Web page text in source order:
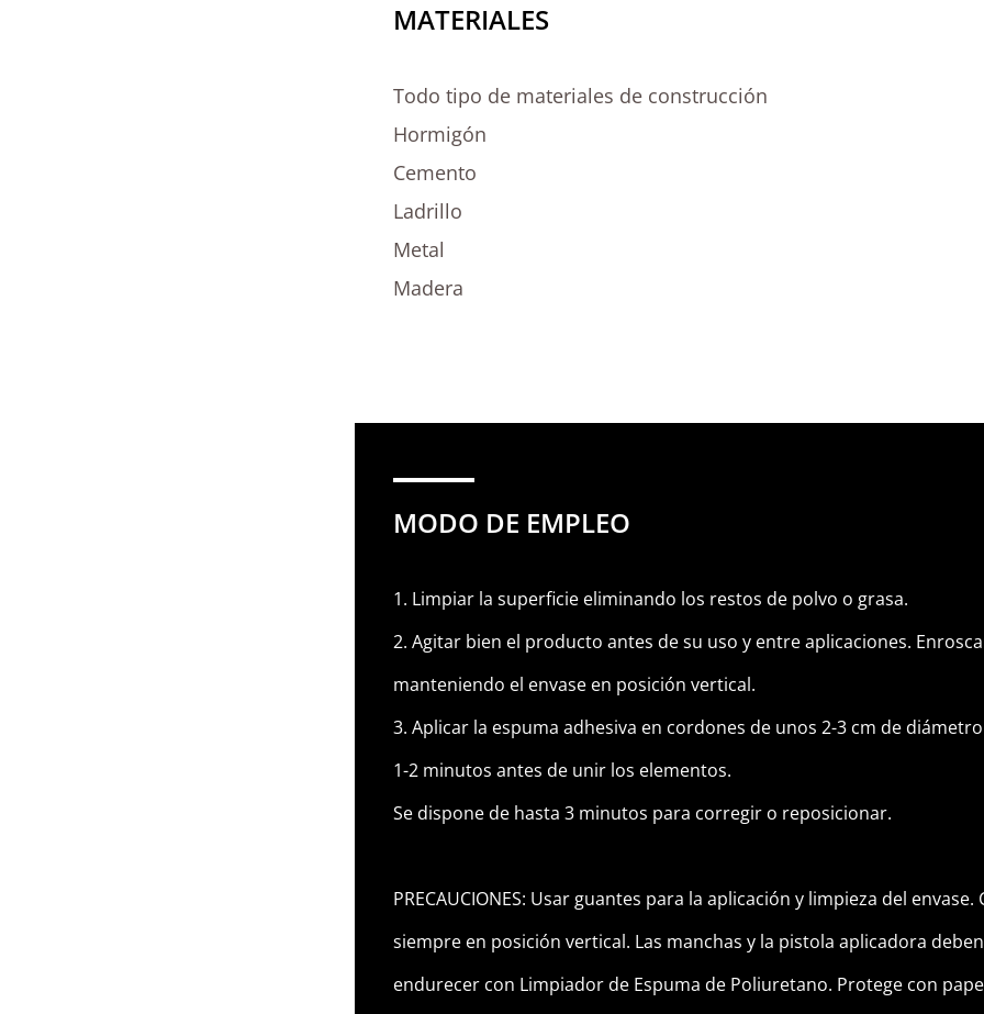
MATERIALES
Todo tipo de materiales de construcción
Hormigón
Cemento
Ladrillo
Metal
Madera
MODO DE EMPLEO
1. Limpiar la superficie eliminando los restos de polvo o grasa.
2. Agitar bien el producto antes de su uso y entre aplicaciones.
manteniendo el envase en posición vertical.
3. Aplicar la espuma adhesiva en cordones de unos 2-3 cm de
1-2 minutos antes de unir los elementos.
Se dispone de hasta 3 minutos para corregir o reposicionar.
PRECAUCIONES: Usar guantes para la aplicación y limpieza del
siempre en posición vertical. Las manchas y la pistola aplicadora
endurecer con Limpiador de Espuma de Poliuretano. Protege con